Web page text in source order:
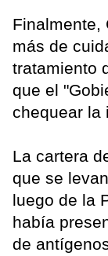
Finalmente,
más de
tratamiento
que el
chequear la
La cartera
que se
luego de la
había
de